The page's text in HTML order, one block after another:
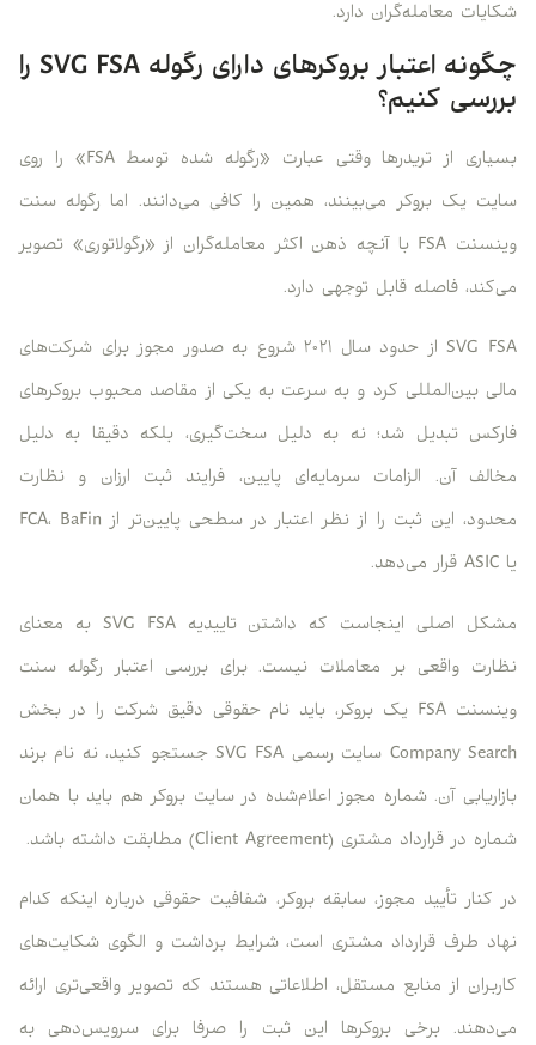
شکایات معامله‌گران دارد.
چگونه اعتبار بروکرهای دارای رگوله SVG FSA را
بررسی کنیم؟
بسیاری از تریدرها وقتی عبارت «رگوله شده توسط FSA» را روی
سایت یک بروکر می‌بینند، همین را کافی می‌دانند. اما رگوله سنت
وینسنت FSA با آنچه ذهن اکثر معامله‌گران از «رگولاتوری» تصویر
می‌کند، فاصله قابل توجهی دارد.
SVG FSA از حدود سال ۲۰۲۱ شروع به صدور مجوز برای شرکت‌های
مالی بین‌المللی کرد و به سرعت به یکی از مقاصد محبوب بروکرهای
فارکس تبدیل شد؛ نه به دلیل سخت‌گیری، بلکه دقیقا به دلیل
مخالف آن. الزامات سرمایه‌ای پایین، فرایند ثبت ارزان و نظارت
محدود، این ثبت را از نظر اعتبار در سطحی پایین‌تر از FCA، BaFin
یا ASIC قرار می‌دهد.
مشکل اصلی اینجاست که داشتن تاییدیه SVG FSA به معنای
نظارت واقعی بر معاملات نیست. برای بررسی اعتبار رگوله سنت
وینسنت FSA یک بروکر، باید نام حقوقی دقیق شرکت را در بخش
Company Search سایت رسمی SVG FSA جستجو کنید، نه نام برند
بازاریابی آن. شماره مجوز اعلام‌شده در سایت بروکر هم باید با همان
شماره در قرارداد مشتری (Client Agreement) مطابقت داشته باشد.
در کنار تأیید مجوز، سابقه بروکر، شفافیت حقوقی درباره اینکه کدام
نهاد طرف قرارداد مشتری است، شرایط برداشت و الگوی شکایت‌های
کاربران از منابع مستقل، اطلاعاتی هستند که تصویر واقعی‌تری ارائه
می‌دهند. برخی بروکرها این ثبت را صرفا برای سرویس‌دهی به